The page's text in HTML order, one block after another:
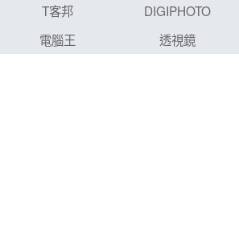
T客邦
DIGIPHOTO
電腦王 透視鏡